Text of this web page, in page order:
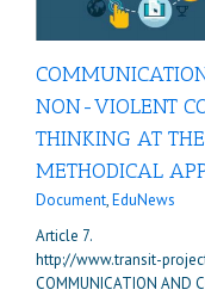
NON-VIOLENT
THINKING AT
METHODICAL
Document,EduNews
Article 7.
http://www.transit-
COMMUNICATION AND